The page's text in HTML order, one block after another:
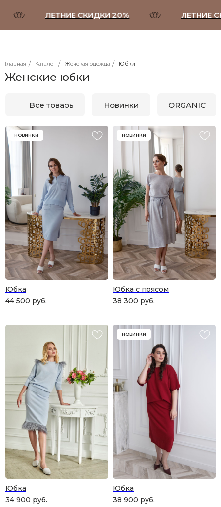
ЛЕТНИЕ СКИДКИ 20% ЛЕТНИЕ
Главная / Каталог / Женская одежда / Юбки
Женские юбки
Новинки
Все товары
НОВИНКИ
Юбка
44 500 руб.
НОВИНКИ
Юбка с поясом
38 300 руб.
Юбка
34 900 руб.
НОВИНКИ
Юбка
38 900 руб.